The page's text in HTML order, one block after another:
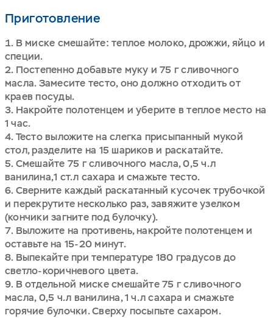
Приготовление
В миске смешайте: теплое молоко, дрожжи, яйцо и
специи.
Постепенно добавьте муку и 75 г сливочного
масла. Замесите тесто, оно должно отходить от
краев посуды.
Накройте полотенцем и уберите в теплое место на
1 час.
Тесто выложите на слегка присыпанный мукой
стол, разделите на 15 шариков и раскатайте.
Смешайте 75 г сливочного масла, 0,5 ч.л
ванилина,1 ст.л сахара и смажьте тесто.
Сверните каждый раскатанный кусочек трубочкой
и перекрутите несколько раз, завяжите узелком
(кончики загните под булочку).
Выложите на противень, накройте полотенцем и
оставьте на 15-20 минут.
Выпекайте при температуре 180 градусов до
светло-коричневого цвета.
В отдельной миске смешайте 75 г сливочного
масла, 0,5 ч.л ванилина, 1 ч.л сахара и смажьте
горячие булочки. Сверху посыпьте сахаром.